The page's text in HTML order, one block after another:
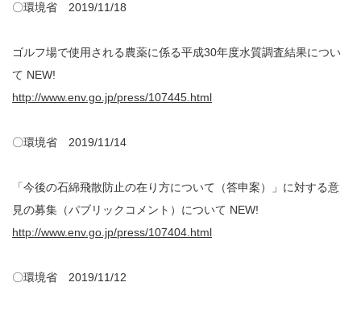
〇環境省 2019/11/18
ゴルフ場で使用される農薬に係る平成30年度水質調査結果につい
て NEW!
http://www.env.go.jp/press/107445.html
〇環境省 2019/11/14
「今後の石綿飛散防止の在り方について（答申案）」に対する意
見の募集（パブリックコメント）について NEW!
http://www.env.go.jp/press/107404.html
〇環境省 2019/11/12